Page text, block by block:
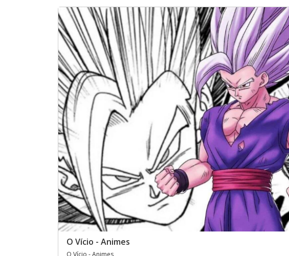
O Vício - Animes